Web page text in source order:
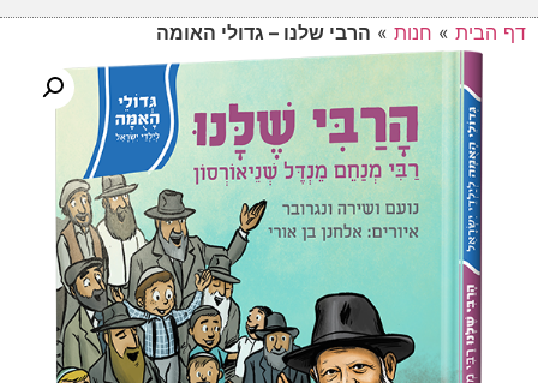
דף הבית » חנות » הרבי שלנו – גדולי האומה